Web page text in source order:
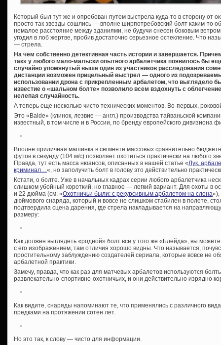
Который был тут же и опробован путем выстрела куда-то в сторону от
просто так звезды сошлись — вполне ширпотребовский болт каким-то
немалое расстояние между зданиями, не будучи снесен боковым
угодил в лоб жертве, пробив достаточно серьезное остекление. Что
— стрела.
На чем собственно детективная часть истории и завершается.
так» у любого мало-мальски опытного арбалетчика появилось бы
случайно упомянутый выше один из участников расследования
дистанции возможен прицельный выстрел — одного из
использовании дрона с прикрепленным арбалетом, что выглядело
известие о «шальном болте» позволило всем вздохнуть с
нелепая случайность.
А теперь еще несколько чисто технических моментов. Во-первых,
Это «Balde» (клинок, лезвие — англ.) производства тайваньской
известный, в том числе и в России, по бренду европейского дивизиона
Вполне приличная машинка в сегменте массовых сравнительно
футов в секунду (104 м/с) позволяет охотиться практически на любого
Правда, тут есть масса нюансов, описанных в нашей статье «Лук,
криминал…«, но заполучить болт в голову это действительно
Кстати, о болте. Уже в начальных кадрах серии любого арбалетчика
слишком убойный короткий, но главное — легкий вариант. Для охоты в
и 22 дюйма (см. «Охотничьи были: с рекурсивным арбалетом на слона«),
дюймового снаряда, который и вовсе не слишком стабилен в полете,
подтвердила сцена дарения, где стрела накладывается на
размеру:
Как должен выглядеть «родной» болт все у того же «Блейда», вы
с его изображением, там отличия хорошо видны. Что называется,
простительному заблуждению создателей сериала, которые вовсе не
арбалетной практики.
Замечу, правда, что как раз для матчевых арбалетов используются
развлекательно-спортивно-охотничьих, и они действительно изрядно
Как видите, снаряды напоминают те, что применялись с различного
предками на протяжении сотен лет.
Но это так, к слову — чисто для информации.